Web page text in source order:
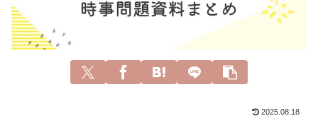
2025.08.18